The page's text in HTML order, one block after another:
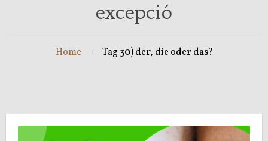
excepció
Home Tag 30) der, die oder das?